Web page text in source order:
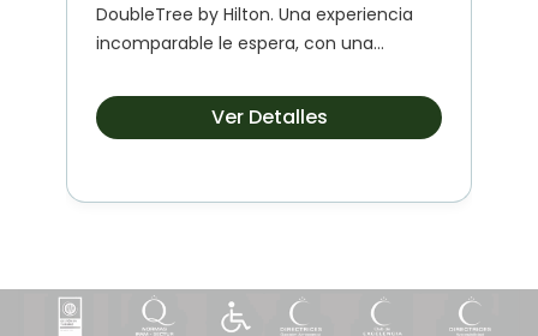
DoubleTree by Hilton. Una experiencia
incomparable le espera, con una
Ver Detalles